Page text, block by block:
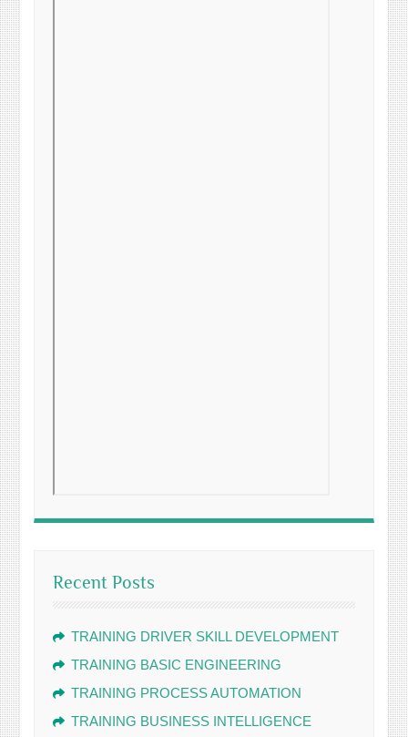
Recent Posts
TRAINING DRIVER SKILL DEVELOPMENT
TRAINING BASIC ENGINEERING
TRAINING PROCESS AUTOMATION
TRAINING BUSINESS INTELLIGENCE